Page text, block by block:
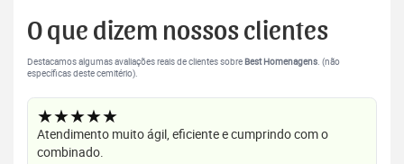
O que dizem nossos clientes
Destacamos algumas avaliações reais de clientes sobreBest Homenagens. (não
específicas deste cemitério).
★★★★★
Atendimento muito ágil, eficiente e cumprindo com o
combinado.